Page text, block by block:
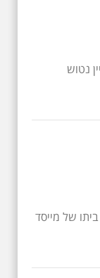
שנה כבניין נטוש
של מייסד